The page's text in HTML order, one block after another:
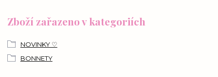
Zboží zařazeno v kategoriích
NOVINKY ♡
BONNETY